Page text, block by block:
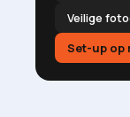
Veilige
Set-up op